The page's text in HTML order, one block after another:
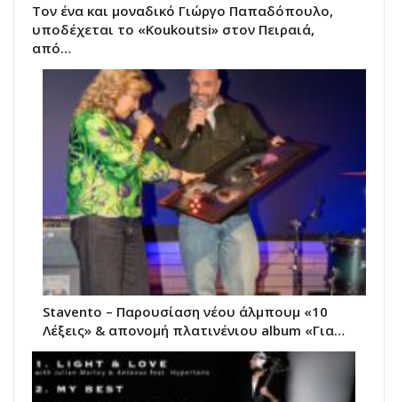
Τον ένα και μοναδικό Γιώργο Παπαδόπουλο,
υποδέχεται το «Koukoutsi» στον Πειραιά,
από…
Stavento – Παρουσίαση νέου άλμπουμ «10
Λέξεις» & απονομή πλατινένιου album «Για…